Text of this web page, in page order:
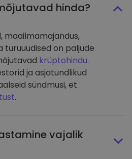
hinda?
maailmamajandus,
turuuudised on paljude
krüptohindu.
ja asjatundlikud
sündmusi, et
.
vajalik